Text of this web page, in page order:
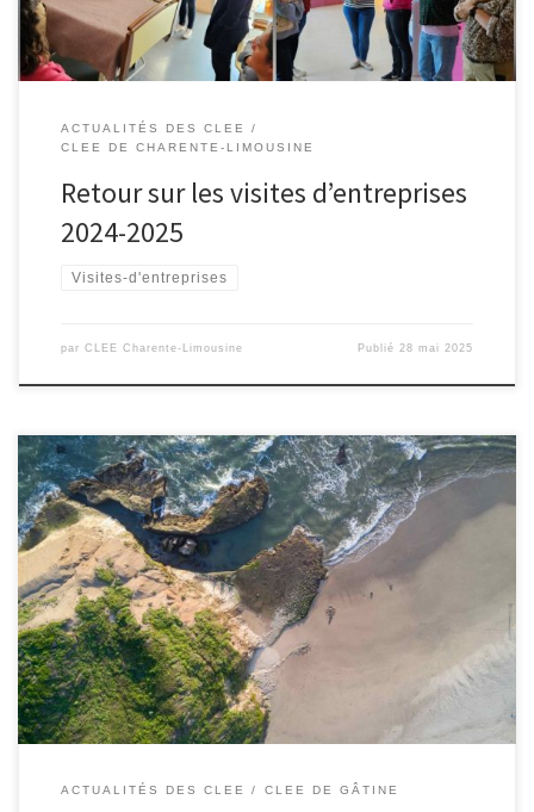
ACTUALITÉS DES CLEE
CLEE DE CHARENTE-LIMOUSINE
Retour sur les visites d’entreprises
2024-2025
Visites-d'entreprises
par CLEE Charente-Limousine Publié 28 mai 2025
Réunion du CLEE Gâtine – Mercredi 2 Octobre 2024 au lycée des
Grippeaux de Parthenay Cette rencontre a permis d’aborder
plusieurs points importants en lien avec le rapprochement entre
l’école et le monde professionnel. Parmi les sujets traités
:Nomination des copilotes : Un copilote représentant l’Éducation
nationale et un copilote […]
ACTUALITÉS DES CLEE CLEE DE GÂTINE